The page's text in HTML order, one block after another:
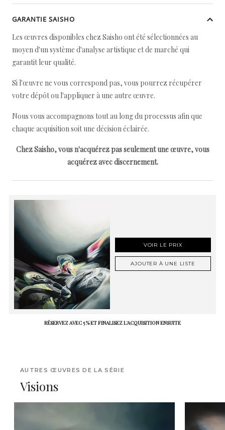
GARANTIE SAISHO
Les œuvres disponibles chez Saisho ont été sélectionnées au
moyen d'un système d'analyse artistique et de marché qui
garantit leur qualité.
Si l'œuvre ne vous correspond pas, vous pourrez récupérer
votre dépôt ou l'appliquer à une autre œuvre.
Nous vous accompagnons tout au long du processus afin que
chaque acquisition soit une décision éclairée.
Chez Saisho, vous n'acquérez pas seulement une œuvre, vous
acquérez avec discernement.
VOIR LE PRIX
AJOUTER À UNE LISTE
RÉSERVEZ AVEC 5 % ET FINALISEZ L'ACQUISITION ENSUITE
AUTRES ŒUVRES DE LA SÉRIE
Visions